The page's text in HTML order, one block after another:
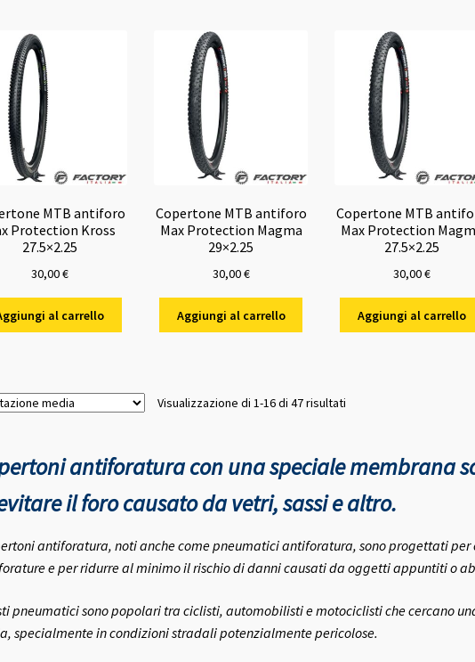
del
MTB antiforo
Protection Kross
27.5×2.25
30,00€
al carrello
Copertone MTB antiforo
Max Protection Magma
29×2.25
30,00€
Aggiungi al carrello
Copertone MTB
Max Protection
27.5×2.25
30,00€
Aggiungi al carrello
Visualizzazione di 1-16 di 47 risultatiValutazione
antiforatura con una speciale membrana
il foro causato da vetri, sassi e altro.
antiforatura, noti anche come pneumatici antiforatura, sono progettati per
e per ridurre al minimo il rischio di danni causati da oggetti appuntiti o
pneumatici sono popolari tra ciclisti, automobilisti e motociclisti che cercano
specialmente in condizioni stradali potenzialmente pericolose.